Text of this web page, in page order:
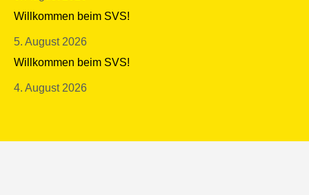
Willkommen beim SVS!
5. August 2026
Willkommen beim SVS!
4. August 2026